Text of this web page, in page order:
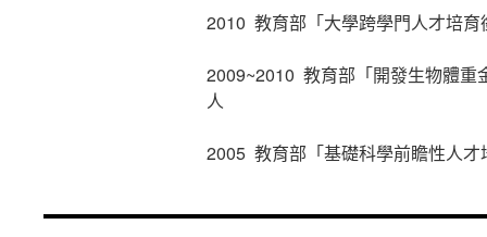
2010 教育部「大學跨學門人才培育
2009~2010 教育部「開發生物體重
人
2005 教育部「基礎科學前瞻性人才